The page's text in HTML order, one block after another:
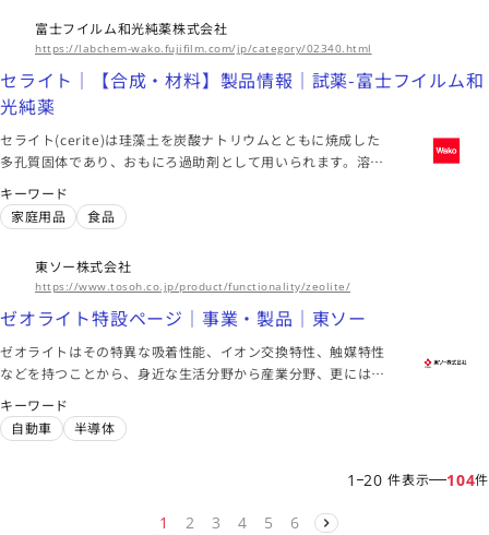
富士フイルム和光純薬株式会社
https://labchem-wako.fujifilm.com/jp/category/02340.html
セライト｜【合成・材料】製品情報｜試薬-富士フイルム和
光純薬
セライト(cerite)は珪藻土を炭酸ナトリウムとともに焼成した
多孔質固体であり、おもにろ過助剤として用いられます。溶
の上に敷き詰めれば、フィルターの目詰まりを引き起こす微粒
子がろ過面に到達する前に止めることができ、ろ過性が確保で
ています。
キーワード
家庭用品
食品
東ソー株式会社
https://www.tosoh.co.jp/product/functionality/zeolite/
ゼオライト特設ページ｜事業・製品｜東ソー
ゼオライトはその特異な吸着性能、イオン交換特性、触媒特性
などを持つことから、身近な生活分野から産業分野、更には環
キーワード
自動車
半導体
1 20 件表示 104件
1 2 3 4 5 6